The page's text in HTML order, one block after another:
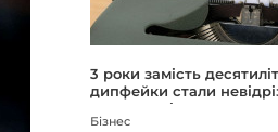
3 роки замість
дипфейки стали
реальності
Бізнес